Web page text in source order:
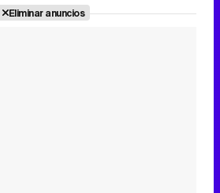
Eliminar anuncios